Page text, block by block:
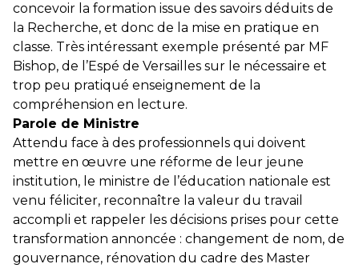
concevoir la formation issue des savoirs déduits de
la Recherche, et donc de la mise en pratique en
classe. Très intéressant exemple présenté par MF
Bishop, de l’Espé de Versailles sur le nécessaire et
trop peu pratiqué enseignement de la
compréhension en lecture.
Parole de Ministre
Attendu face à des professionnels qui doivent
mettre en œuvre une réforme de leur jeune
institution, le ministre de l’éducation nationale est
venu féliciter, reconnaître la valeur du travail
accompli et rappeler les décisions prises pour cette
transformation annoncée : changement de nom, de
gouvernance, rénovation du cadre des Master